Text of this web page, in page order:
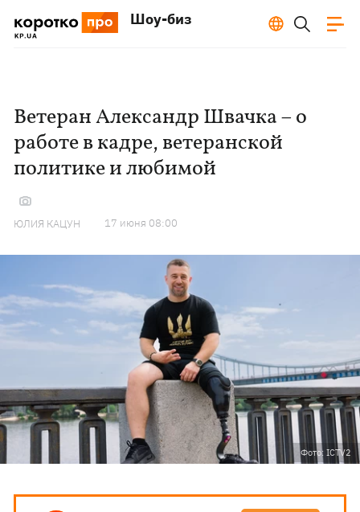
Шоу-биз
Ветеран Александр Швачка – о
работе в кадре, ветеранской
политике и любимой
ЮЛИЯ КАЦУН 17 июня 08:00
Фото: ICTV2